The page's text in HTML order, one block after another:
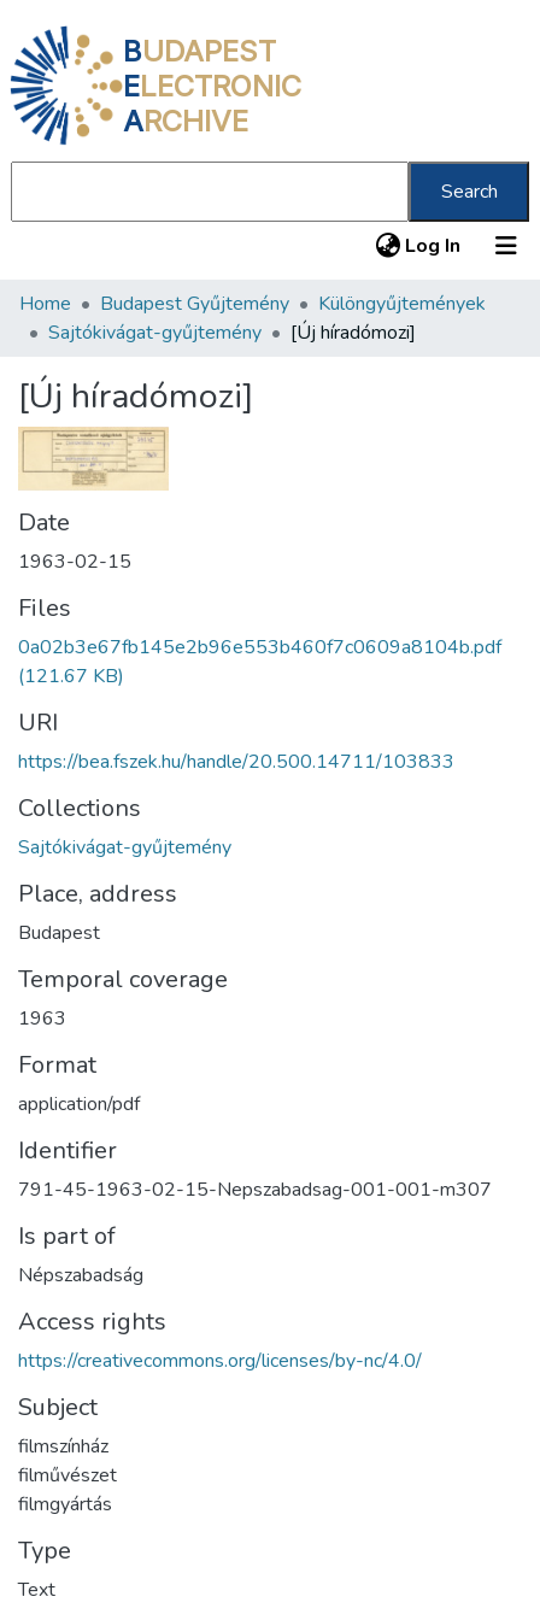
BUDAPEST
ELECTRONIC
ARCHIVE
Search
Log In (current)
Communities & Collections
Statistics
About us
Home Budapest Gyűjtemény
Különgyűjtemények
Sajtókivágat-gyűjtemény
[Új híradómozi]
[Új híradómozi]
Date
1963-02-15
Files
0a02b3e67fb145e2b96e553b460f7c0609a8104b.pdf
(121.67 KB)
URI
https://bea.fszek.hu/handle/20.500.14711/103833
Collections
Sajtókivágat-gyűjtemény
Place, address
Budapest
Temporal coverage
1963
Format
application/pdf
Identifier
791-45-1963-02-15-Nepszabadsag-001-001-m307
Is part of
Népszabadság
Access rights
https://creativecommons.org/licenses/by-nc/4.0/
Subject
filmszínház
filművészet
filmgyártás
Type
Text